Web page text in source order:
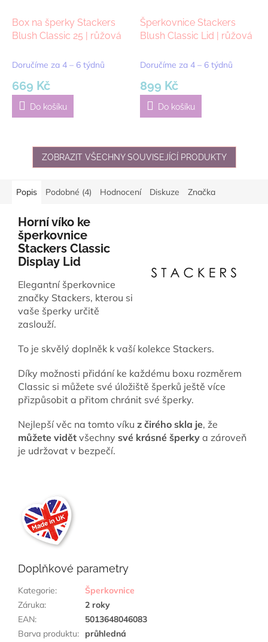
Box na šperky Stackers
Blush Classic 25 | růžová
Doručíme za 4 – 6 týdnů
669 Kč
Do košíku
Šperkovnice Stackers
Blush Classic Lid | růžová
Doručíme za 4 – 6 týdnů
899 Kč
Do košíku
ZOBRAZIT VŠECHNY SOUVISEJÍCÍ PRODUKTY
Popis Podobné (4) Hodnocení Diskuze Značka
Horní víko ke
šperkovnice
Stackers Classic
Display Lid
Elegantní šperkovnice
značky Stackers, kterou si
vaše šperky určitě
zaslouží.
To je skvělý doplněk k vaší kolekce Stackers.
Díky možnosti přidání ke každému boxu rozměrem
Classic si můžete své úložiště šperků ještě více
přizpůsobit a přitom chránit své šperky.
Nejlepší věc na tomto víku z čirého skla je, že
můžete vidět všechny své krásné šperky a zároveň
je udržovat v bezpečí.
Doplňkové parametry
Kategorie:
Šperkovnice
Záruka:
2 roky
EAN:
5013648046083
Barva produktu:
průhledná